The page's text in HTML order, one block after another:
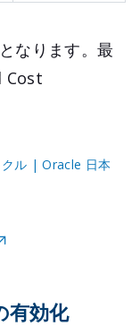
なります。最
Cost
ル | Oracle 日本
効化